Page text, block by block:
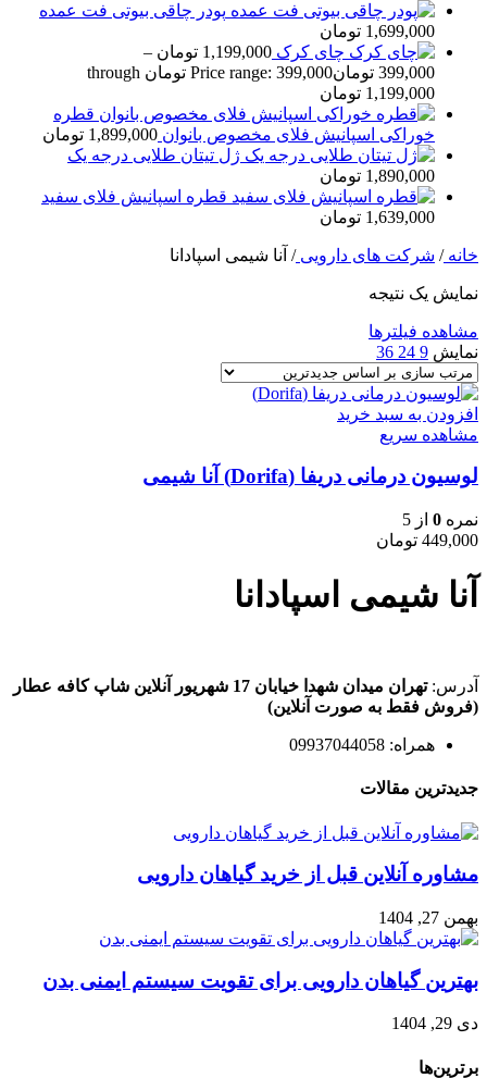
پودر چاقی بیوتی فت عمده
1,699,000 تومان
چای کرک 1,199,000 تومان –
399,000 تومان
Price range: 399,000 تومان through
1,199,000 تومان
قطره
خوراکی اسپانيش فلای مخصوص بانوان 1,899,000 تومان
ژل تيتان طلایی درجه يک
1,890,000 تومان
قطره اسپانيش فلای سفيد
1,639,000 تومان
خانه/ شرکت های دارویی/ آنا شیمی اسپادانا
نمایش یک نتیجه
مشاهده فیلترها
نمایش 9
24
36
افزودن به سبد خرید
مشاهده سریع
لوسیون درمانی دریفا (Dorifa) آنا شیمی
نمره 0 از 5
449,000 تومان
آنا شیمی اسپادانا
آدرس:تهران میدان شهدا خیابان 17 شهریور آنلاین شاپ کافه عطار
(فروش فقط به صورت آنلاین)
همراه: 09937044058
جدیدترین مقالات
مشاوره آنلاین قبل از خرید گیاهان دارویی
بهمن 27, 1404
بهترین گیاهان دارویی برای تقویت سیستم ایمنی بدن
دی 29, 1404
برترین‌ها